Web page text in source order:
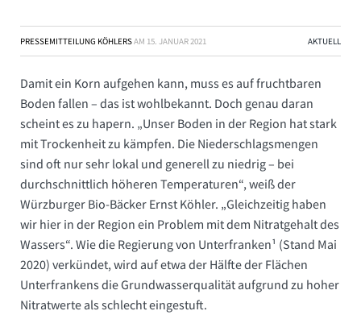
PRESSEMITTEILUNG KÖHLERSAM 15. JANUAR 2021 AKTUELL
Damit ein Korn aufgehen kann, muss es auf fruchtbaren
Boden fallen – das ist wohlbekannt. Doch genau daran
scheint es zu hapern. „Unser Boden in der Region hat stark
mit Trockenheit zu kämpfen. Die Niederschlagsmengen
sind oft nur sehr lokal und generell zu niedrig – bei
durchschnittlich höheren Temperaturen“, weiß der
Würzburger Bio-Bäcker Ernst Köhler. „Gleichzeitig haben
wir hier in der Region ein Problem mit dem Nitratgehalt des
Wassers“. Wie die Regierung von Unterfranken¹ (Stand Mai
2020) verkündet, wird auf etwa der Hälfte der Flächen
Unterfrankens die Grundwasserqualität aufgrund zu hoher
Nitratwerte als schlecht eingestuft.